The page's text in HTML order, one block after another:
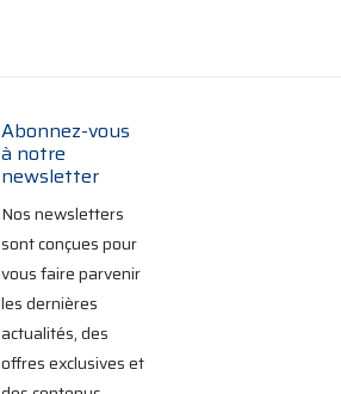
Abonnez-vous
à notre
newsletter
Nos newsletters
sont conçues pour
vous faire parvenir
les dernières
actualités, des
offres exclusives et